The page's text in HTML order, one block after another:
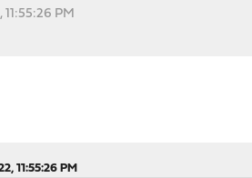
PM
11:55:26 PM